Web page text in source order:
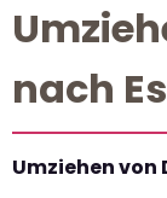
nach
Umziehen von